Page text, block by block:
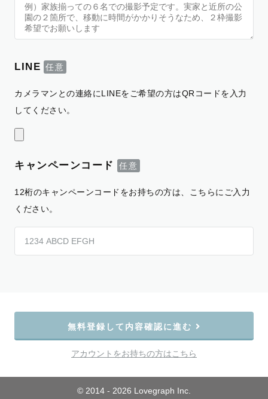
LINE
カメラマンとの連絡にLINEをご希望の方はQRコードを入力
してください。
キャンペーンコード
12桁のキャンペーンコードをお持ちの方は、こちらにご入力
ください。
無料登録して内容確認に進む
アカウントをお持ちの方はこちら
© 2014 - 2026 Lovegraph Inc.